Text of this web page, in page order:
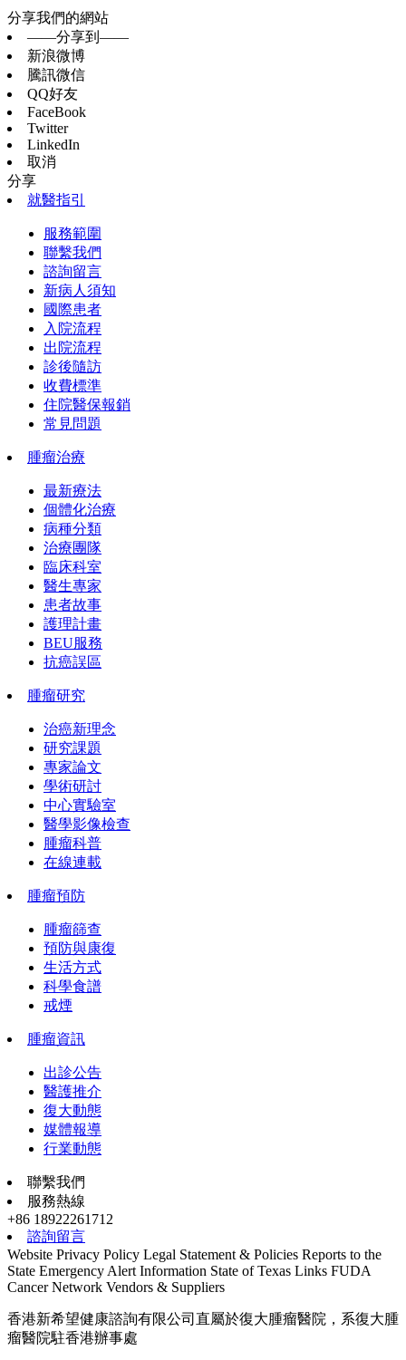
分享我們的網站
——分享到——
新浪微博
騰訊微信
QQ好友
FaceBook
Twitter
LinkedIn
取消
分享
就醫指引
服務範圍
聯繫我們
諮詢留言
新病人須知
國際患者
入院流程
出院流程
診後隨訪
收費標準
住院醫保報銷
常見問題
腫瘤治療
最新療法
個體化治療
病種分類
治療團隊
臨床科室
醫生專家
患者故事
護理計畫
BEU服務
抗癌誤區
腫瘤研究
治癌新理念
研究課題
專家論文
學術研討
中心實驗室
醫學影像檢查
腫瘤科普
在線連載
腫瘤預防
腫瘤篩查
預防與康復
生活方式
科學食譜
戒煙
腫瘤資訊
出診公告
醫護推介
復大動態
媒體報導
行業動態
聯繫我們
服務熱線
+86 18922261712
諮詢留言
Website Privacy Policy Legal Statement & Policies Reports to the
State Emergency Alert Information State of Texas Links FUDA
Cancer Network Vendors & Suppliers
香港新希望健康諮詢有限公司直屬於復大腫瘤醫院，系復大腫
瘤醫院駐香港辦事處